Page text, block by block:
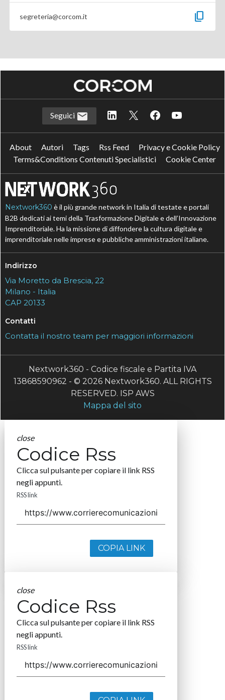
segreteria@corcom.it content_copy
Seguici
About Autori Tags Rss Feed
Privacy e Cookie Policy
Terms&Conditions Contenuti Specialistici
Cookie Center
Nextwork360 è il più grande network in Italia di testate e portali
B2B dedicati ai temi della Trasformazione Digitale e dell’Innovazione
Imprenditoriale. Ha la missione di diffondere la cultura digitale e
imprenditoriale nelle imprese e pubbliche amministrazioni italiane.
Indirizzo
Via Moretto da Brescia, 22
Milano - Italia
CAP 20133
Contatti
Contatta il nostro team per maggiori informazioni
Nextwork360 - Codice fiscale e Partita IVA
13868590962 - © 2026 Nextwork360. ALL RIGHTS
RESERVED. ISP AWS
Mappa del sito
close
Codice Rss
Clicca sul pulsante per copiare il link RSS
negli appunti.
RSS link
COPIA LINK
close
Codice Rss
Clicca sul pulsante per copiare il link RSS
negli appunti.
RSS link